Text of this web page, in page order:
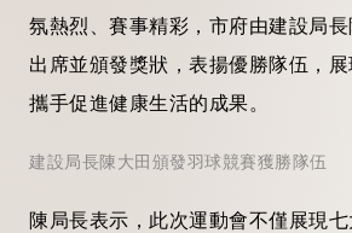
氛熱烈、賽事精彩，市府由建設局
出席並頒發獎狀，表揚優勝隊伍，
攜手促進健康生活的成果。
建設局長陳大田頒發羽球競賽獲勝隊伍
陳局長表示，此次運動會不僅展現